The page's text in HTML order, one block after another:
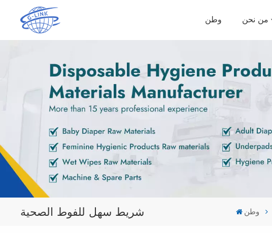
وطن من نحن
شريط سهل للفوط الصحية وطن